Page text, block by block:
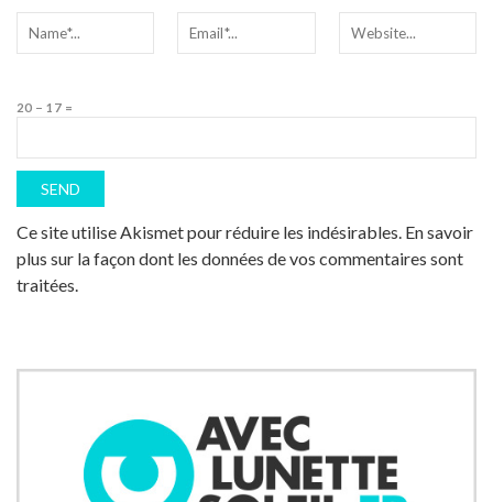
20 − 17 =
Ce site utilise Akismet pour réduire les indésirables. En savoir
plus sur la façon dont les données de vos commentaires sont
traitées.